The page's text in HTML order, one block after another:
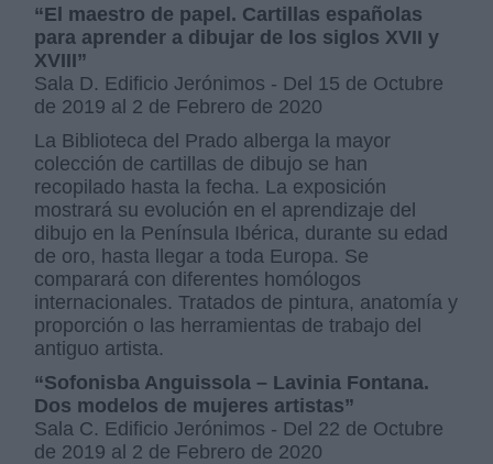
“El maestro de papel. Cartillas españolas
para aprender a dibujar de los siglos XVII y
XVIII”
Sala D. Edificio Jerónimos - Del 15 de Octubre
de 2019 al 2 de Febrero de 2020
La Biblioteca del Prado alberga la mayor
colección de cartillas de dibujo se han
recopilado hasta la fecha. La exposición
mostrará su evolución en el aprendizaje del
dibujo en la Península Ibérica, durante su edad
de oro, hasta llegar a toda Europa. Se
comparará con diferentes homólogos
internacionales. Tratados de pintura, anatomía y
proporción o las herramientas de trabajo del
antiguo artista.
“Sofonisba Anguissola – Lavinia Fontana.
Dos modelos de mujeres artistas”
Sala C. Edificio Jerónimos - Del 22 de Octubre
de 2019 al 2 de Febrero de 2020